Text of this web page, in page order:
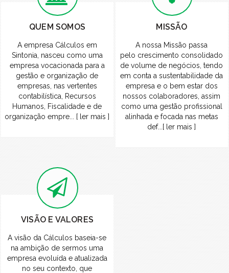
QUEM SOMOS
A empresa Cálculos em
Sintonia, nasceu como uma
empresa vocacionada para a
gestão e organização de
empresas, nas vertentes
contabilística, Recursos
Humanos, Fiscalidade e de
organização empre... [ ler mais ]
MISSÃO
A nossa Missão passa
pelo crescimento consolidado
de volume de negócios, tendo
em conta a sustentabilidade da
empresa e o bem estar dos
nossos colaboradores, assim
como uma gestão profissional
alinhada e focada nas metas
def...[ ler mais ]
VISÃO E VALORES
A visão da Cálculos baseia-se
na ambição de sermos uma
empresa evoluída e atualizada
no seu contexto, que